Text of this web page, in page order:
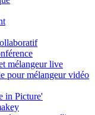
mélangeur live
pour mélangeur vidéo
in Picture'